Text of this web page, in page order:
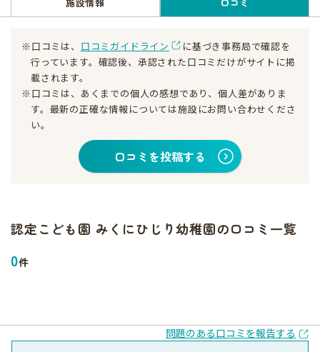
※口コミは、 口コミガイドライン
に基づき事務局で確認を
行っています。確認後、承認された口コミだけがサイトに掲
載されます。
※口コミは、あくまでの個人の感想であり、個人差がありま
す。最新の正確な情報については施設にお問い合わせくださ
い。
口コミを投稿する
認定こども園 みくにひじり幼稚園の口コミ一覧
0件
問題のある口コミを報告する